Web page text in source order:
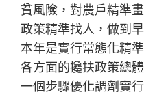
貧風險，對農戶精準
政策精準找人，做到
本年是實行常態化精
各方面的攙扶政策總
一個步驟優化調劑實行